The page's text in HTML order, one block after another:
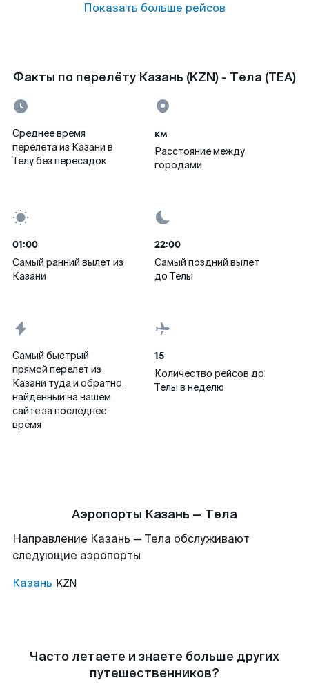
Показать больше рейсов
Факты по перелёту Казань (KZN) - Тела (TEA)
Среднее время
перелета из Казани в
Телу без пересадок
км
Расстояние между
городами
01:00
Самый ранний вылет из
Казани
22:00
Самый поздний вылет
до Телы
Самый быстрый
прямой перелет из
Казани туда и обратно,
найденный на нашем
сайте за последнее
время
15
Количество рейсов до
Телы в неделю
Аэропорты Казань — Тела
Направление Казань — Тела обслуживают
следующие аэропорты
Казань KZN
Часто летаете и знаете больше других
путешественников?